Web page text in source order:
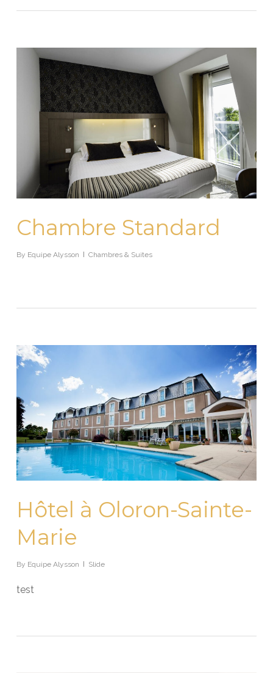
Chambre Standard
By Equipe Alysson Chambres & Suites
Hôtel à Oloron-Sainte-
Marie
By Equipe Alysson Slide
test